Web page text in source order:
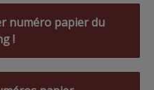
numéro papier du
!